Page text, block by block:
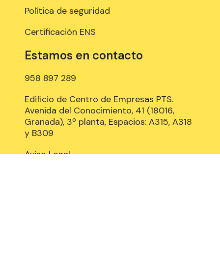
Política de seguridad
Certificación ENS
Estamos en contacto
958 897 289
Edificio de Centro de Empresas PTS.
Avenida del Conocimiento, 41 (18016,
Granada), 3º planta, Espacios: A315, A318
y B309
Aviso Legal